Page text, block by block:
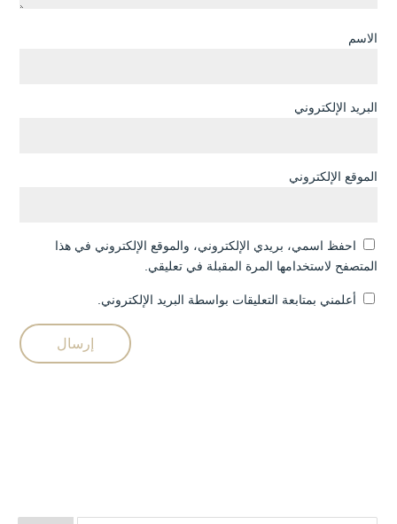
الاسم
البريد الإلكتروني
الموقع الإلكتروني
احفظ اسمي، بريدي الإلكتروني، والموقع الإلكتروني في هذا
المتصفح لاستخدامها المرة المقبلة في تعليقي.
أعلمني بمتابعة التعليقات بواسطة البريد الإلكتروني.